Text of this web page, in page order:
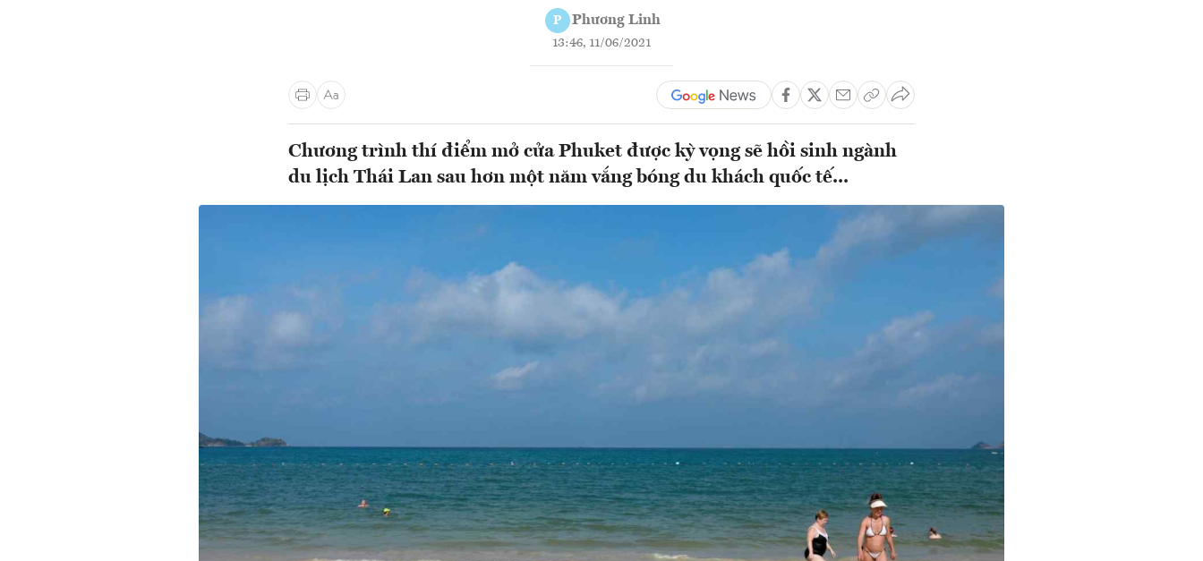
P Phương Linh
13:46, 11/06/2021
Chương trình thí điểm mở cửa Phuket được kỳ vọng sẽ hồi sinh ngành
du lịch Thái Lan sau hơn một năm vắng bóng du khách quốc tế...